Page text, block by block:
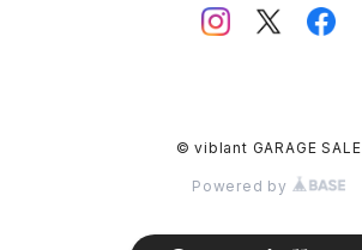
© viblant GARAGE SALE
Powered by